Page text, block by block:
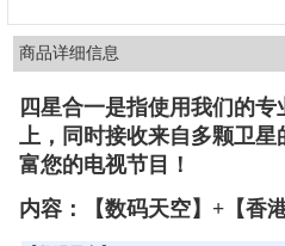
商品详细信息
四星合一是指使用我们的
上，同时接收来自多颗卫
富您的电视节目！
内容：【数码天空】+【香